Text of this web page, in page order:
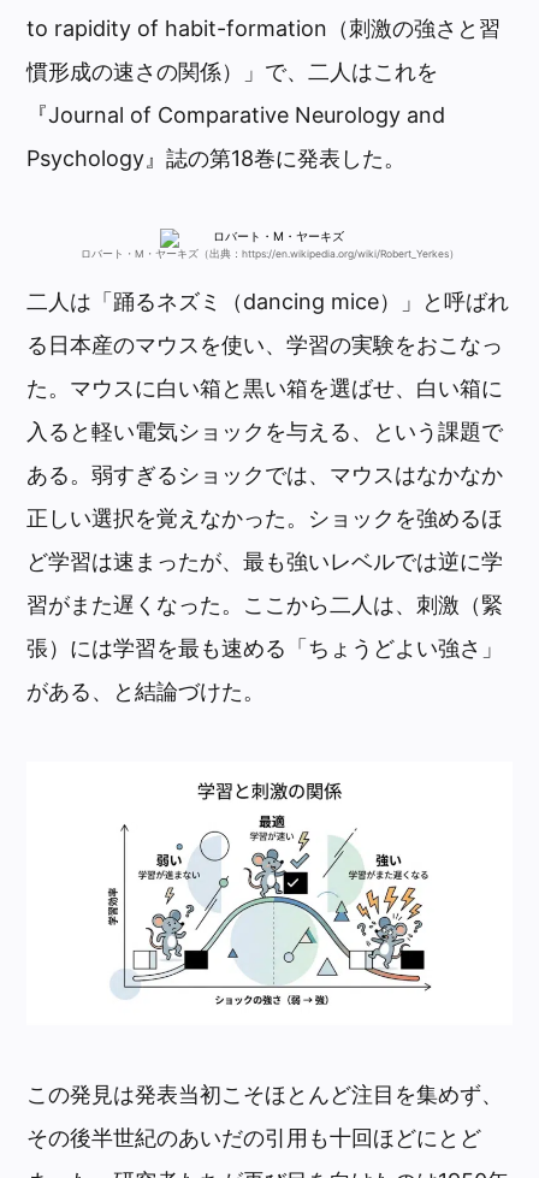
to rapidity of habit-formation（刺激の強さと習
慣形成の速さの関係）」で、二人はこれを
『Journal of Comparative Neurology and
Psychology』誌の第18巻に発表した。
ロバート・M・ヤーキズ（出典：https://en.wikipedia.org/wiki/Robert_Yerkes）
二人は「踊るネズミ（dancing mice）」と呼ばれ
る日本産のマウスを使い、学習の実験をおこなっ
た。マウスに白い箱と黒い箱を選ばせ、白い箱に
入ると軽い電気ショックを与える、という課題で
ある。弱すぎるショックでは、マウスはなかなか
正しい選択を覚えなかった。ショックを強めるほ
ど学習は速まったが、最も強いレベルでは逆に学
習がまた遅くなった。ここから二人は、刺激（緊
張）には学習を最も速める「ちょうどよい強さ」
がある、と結論づけた。
この発見は発表当初こそほとんど注目を集めず、
その後半世紀のあいだの引用も十回ほどにとど